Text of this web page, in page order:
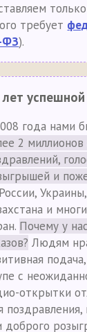
требует
ФЗ).
года нами
2 миллионов
и
и
Почему у
Людям
с
открытки
доброго